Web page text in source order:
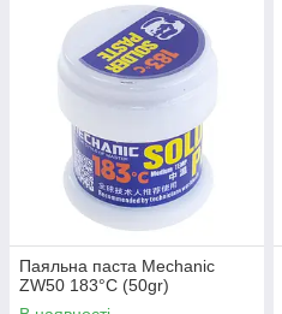
Паяльна паста Mechanic
ZW50 183°C (50gr)